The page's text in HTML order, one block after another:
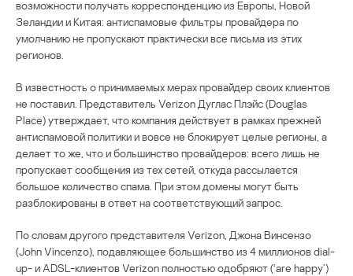
возможности получать корреспонденцию из Европы, Новой
Зеландии и Китая: антиспамовые фильтры провайдера по
умолчанию не пропускают практически все письма из этих
регионов.
В известность о принимаемых мерах провайдер своих клиентов
не поставил. Представитель Verizon Дуглас Плэйс (Douglas
Place) утверждает, что компания действует в рамках прежней
антиспамовой политики и вовсе не блокирует целые регионы, а
делает то же, что и большинство провайдеров: всего лишь не
пропускает сообщения из тех сетей, откуда рассылается
большое количество спама. При этом домены могут быть
разблокированы в ответ на соответствующий запрос.
По словам другого представителя Verizon, Джона Винсензо
(John Vincenzo), подавляющее большинство из 4 миллионов dial-
up- и ADSL-клиентов Verizon полностью одобряют (‘are happy’)